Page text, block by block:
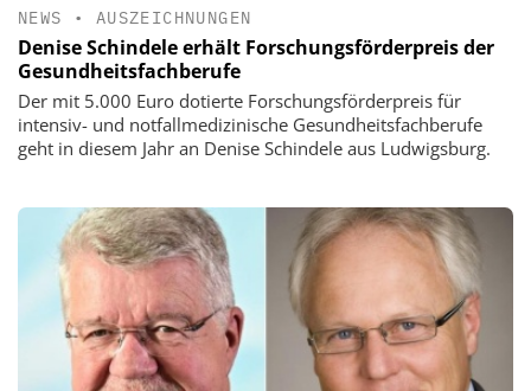
NEWS • AUSZEICHNUNGEN
Denise Schindele erhält Forschungsförderpreis der
Gesundheitsfachberufe
Der mit 5.000 Euro dotierte Forschungsförderpreis für
intensiv- und notfallmedizinische Gesundheitsfachberufe
geht in diesem Jahr an Denise Schindele aus Ludwigsburg.